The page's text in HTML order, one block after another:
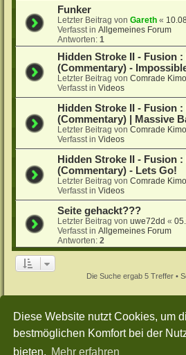
Diese Website nutzt Cookies, um
bestmöglichen Komfort bei der
bieten. Mehr erfahren
Funker
Letzter Beitrag vonGareth «
Verfasst inAllgemeines Forum
Antworten:1
Hidden Stroke II - Fusion
(Commentary) -
Letzter Beitrag vonComrade Kimo
Verfasst inVideos
Hidden Stroke II - Fusion
(Commentary) | Massive
Letzter Beitrag vonComrade Kimo
Verfasst inVideos
Hidden Stroke II - Fusion
(Commentary) - Lets Go!
Letzter Beitrag vonComrade Kimo
Verfasst inVideos
Seite gehackt???
Letzter Beitrag vonuwe72dd «
Verfasst inAllgemeines Forum
Antworten:2
Die Suche ergab 5 Treffer •
Sudden-Strike-Maps.de Hauptseite
Powered byphpBB® Forum Software © phpBB